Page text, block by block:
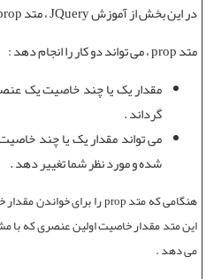
در این بخش ازآموزش JQuery ،متد prop
متد prop
، می تواند دو کار را انجام دهد :
گرداند .
شده و مورد نظر شما تغییر دهد .
هنگامی کهمتد prop
این متد مقدار خاصیت اولین عنصری که
می دهد .